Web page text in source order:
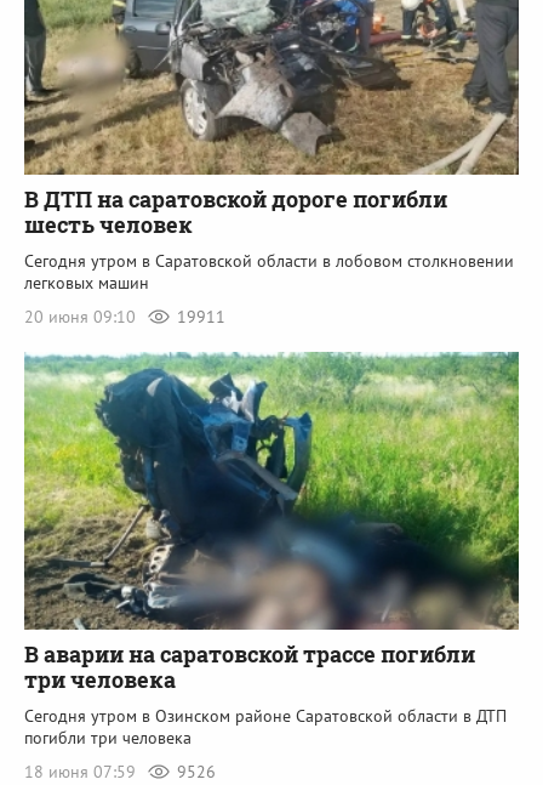
В ДТП на саратовской дороге погибли
шесть человек
Сегодня утром в Саратовской области в лобовом столкновении
легковых машин
20 июня 09:10
19911
В аварии на саратовской трассе погибли
три человека
Сегодня утром в Озинском районе Саратовской области в ДТП
погибли три человека
18 июня 07:59
9526